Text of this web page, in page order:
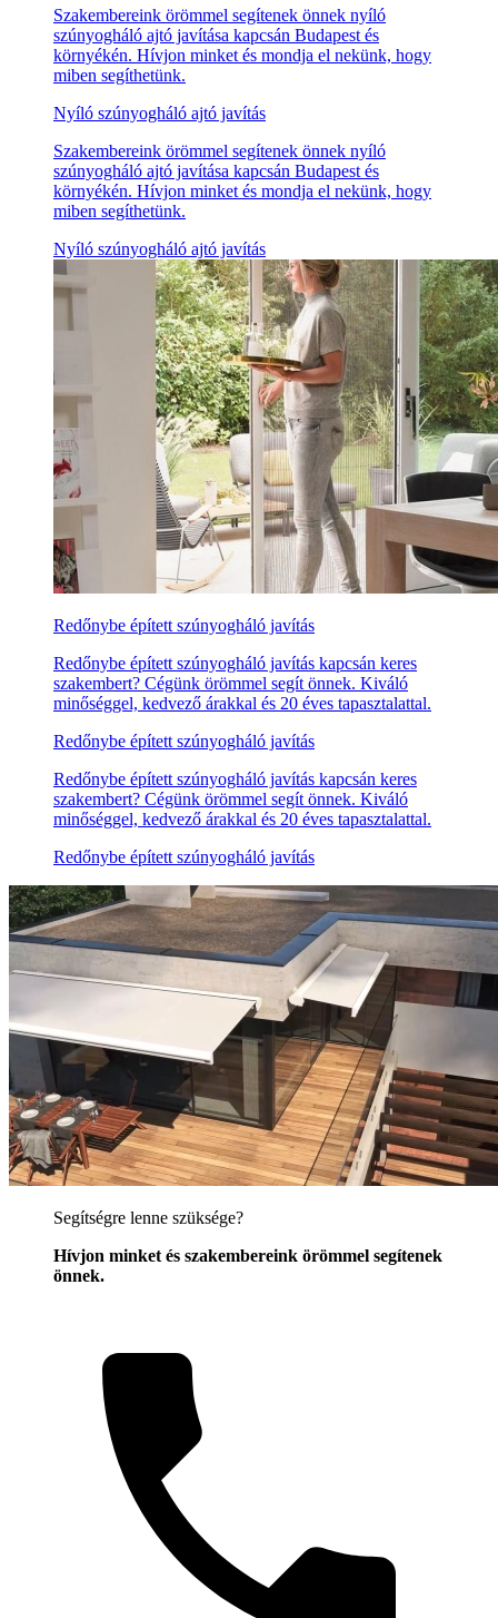
Szakembereink örömmel segítenek önnek nyíló
szúnyogháló ajtó javítása kapcsán Budapest és
környékén. Hívjon minket és mondja el nekünk, hogy
miben segíthetünk.
Nyíló szúnyogháló ajtó javítás
Szakembereink örömmel segítenek önnek nyíló
szúnyogháló ajtó javítása kapcsán Budapest és
környékén. Hívjon minket és mondja el nekünk, hogy
miben segíthetünk.
Nyíló szúnyogháló ajtó javítás
Redőnybe épített szúnyogháló javítás
Redőnybe épített szúnyogháló javítás kapcsán keres
szakembert? Cégünk örömmel segít önnek. Kiváló
minőséggel, kedvező árakkal és 20 éves tapasztalattal.
Redőnybe épített szúnyogháló javítás
Redőnybe épített szúnyogháló javítás kapcsán keres
szakembert? Cégünk örömmel segít önnek. Kiváló
minőséggel, kedvező árakkal és 20 éves tapasztalattal.
Redőnybe épített szúnyogháló javítás
Segítségre lenne szüksége?
Hívjon minket és szakembereink örömmel segítenek
önnek.